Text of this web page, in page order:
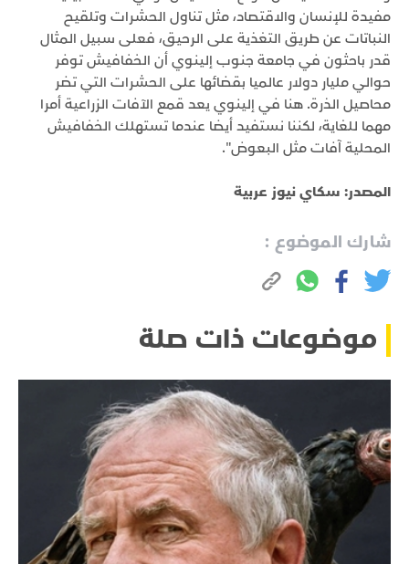
مفيدة للإنسان والاقتصاد، مثل تناول الحشرات وتلقيح
النباتات عن طريق التغذية على الرحيق، فعلى سبيل المثال
قدر باحثون في جامعة جنوب إلينوي أن الخفافيش توفر
حوالي مليار دولار عالميا بقضائها على الحشرات التي تضر
محاصيل الذرة. هنا في إلينوي يعد قمع الآفات الزراعية أمرا
مهما للغاية، لكننا نستفيد أيضا عندما تستهلك الخفافيش
المحلية آفات مثل البعوض".
المصدر: سكاي نيوز عربية
شارك الموضوع :
موضوعات ذات صلة